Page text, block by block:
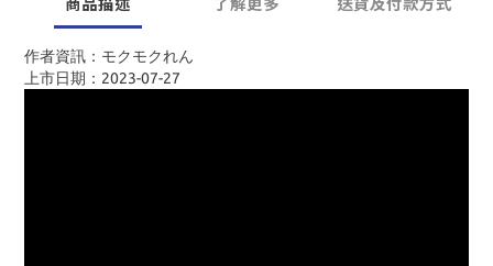
作者資訊：モクモクれん
上市日期：2023-07-27